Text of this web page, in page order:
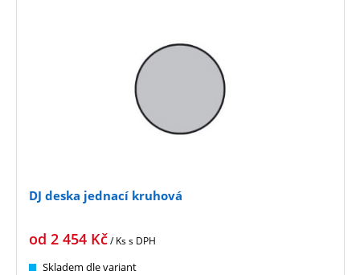
DJ deska jednací kruhová
od 2 454 Kč/ Kss DPH
Skladem dle variant